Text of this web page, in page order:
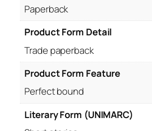
Paperback
Product Form Detail
Trade paperback
Product Form Feature
Perfect bound
Literary Form (UNIMARC)